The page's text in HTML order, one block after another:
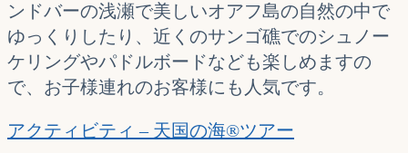
ンドバーの浅瀬で美しいオアフ島の自然の中で
ゆっくりしたり、近くのサンゴ礁でのシュノー
ケリングやパドルボードなども楽しめますの
で、お子様連れのお客様にも人気です。
アクティビティ – 天国の海®ツアー